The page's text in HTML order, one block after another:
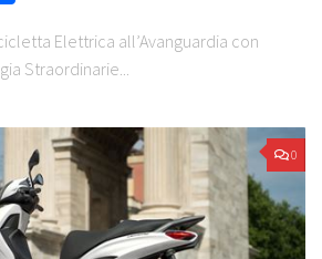
Elettrica all’Avanguardia con
Straordinarie...
0